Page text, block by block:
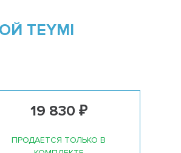
TEYMI
19 830 ₽
ПРОДАЕТСЯ ТОЛЬКО В